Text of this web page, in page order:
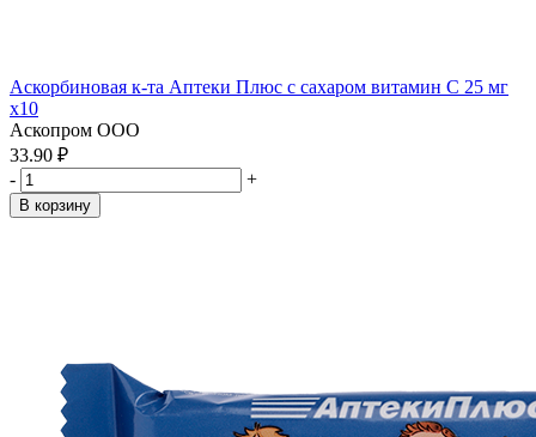
Аскорбиновая к-та Аптеки Плюс с сахаром витамин С 25 мг
x10
Аскопром ООО
33.90 ₽
-
+
В корзину